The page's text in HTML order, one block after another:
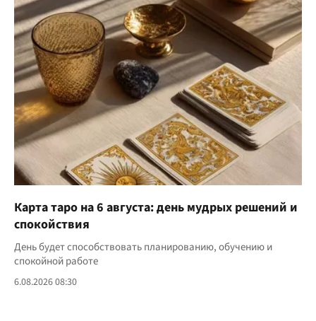
Карта таро на 6 августа: день мудрых решений и
спокойствия
День будет способствовать планированию, обучению и
спокойной работе
6.08.2026 08:30